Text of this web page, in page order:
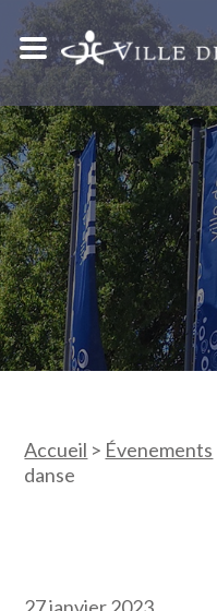
Accueil > Évenements
danse